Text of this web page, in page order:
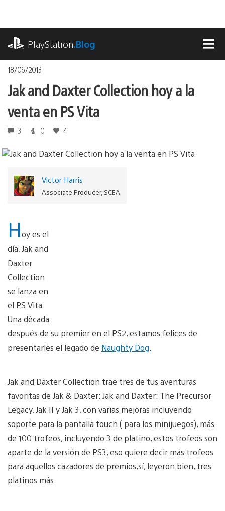
contenido
PlayStation.Blog
18/06/2013
Jak and Daxter Collection hoy a la
venta en PS Vita
3 0 4
Victor Harris
Associate Producer, SCEA
Hoy es el
día, Jak and
Daxter
Collection
se lanza en
el PS Vita.
Una década
después de su premier en el PS2, estamos felices de
presentarles el legado de Naughty Dog
Jak and Daxter Collection trae tres de tus aventuras
favoritas de Jak & Daxter: Jak and Daxter: The Precursor
Legacy, Jak II y Jak 3, con varias mejoras incluyendo
soporte para la pantalla touch ( para los minijuegos), más
de 100 trofeos, incluyendo 3 de platino, estos trofeos son
aparte de la versión de PS3, eso quiere decir más trofeos
para aquellos cazadores de premios,sí, leyeron bien, tres
platinos más.